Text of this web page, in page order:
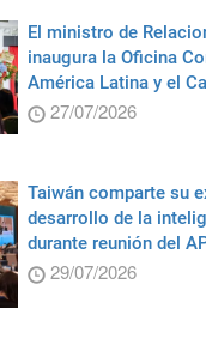
El ministro de
inaugura la Oficina
América Latina y el
27/07/2026
Taiwán comparte su
desarrollo de la
durante reunión del
29/07/2026